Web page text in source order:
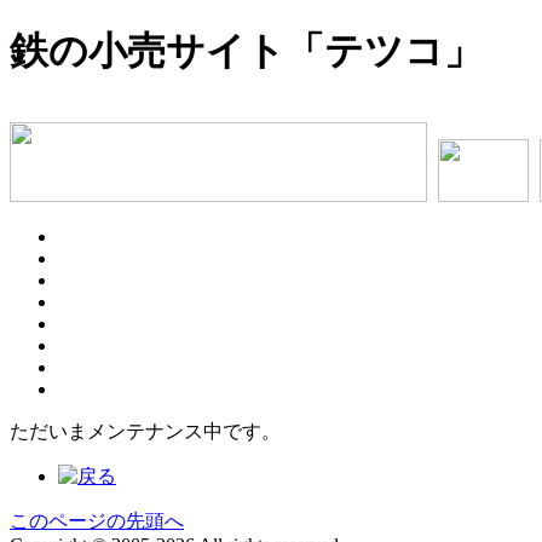
鉄の小売サイト「テツコ」
ただいまメンテナンス中です。
このページの先頭へ